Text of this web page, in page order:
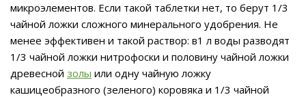
микроэлементов. Если такой таблетки нет, то берут 1/3
чайной ложки сложного минерального удобрения. Не
менее эффективен и такой раствор: в1 л воды разводят
1/3 чайной ложки нитрофоски и половину чайной ложки
древесной золы или одну чайную ложку
кашицеобразного (зеленого) коровяка и 1/3 чайной